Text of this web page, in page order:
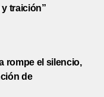
traición”
rompe el silencio,
de